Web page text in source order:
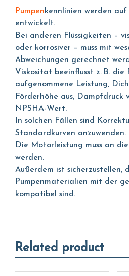
Pumpenkennlinien werden auf
entwickelt.
Bei anderen Flüssigkeiten –
oder korrosiver – muss mit
Abweichungen gerechnet
Viskosität beeinflusst z. B. die
aufgenommene Leistung,
Förderhöhe aus, Dampfdruck
NPSHA-Wert.
In solchen Fällen sind
Standardkurven anzuwenden.
Die Motorleistung muss an
werden.
Außerdem ist sicherzustellen,
Pumpenmaterialien mit der
kompatibel sind.
Related product